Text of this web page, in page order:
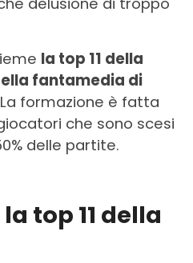
la top 11 della
fantamedia di
La formazione è fatta
che sono scesi
delle partite.
top 11 della